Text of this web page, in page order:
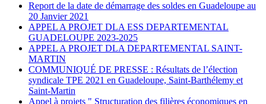
Report de la date de démarrage des soldes en Guadeloupe au
20 Janvier 2021
APPEL A PROJET DLA ESS DEPARTEMENTAL
GUADELOUPE 2023-2025
APPEL A PROJET DLA DEPARTEMENTAL SAINT-
MARTIN
COMMUNIQUÉ DE PRESSE : Résultats de l’élection
syndicale TPE 2021 en Guadeloupe, Saint-Barthélemy et
Saint-Martin
Appel à projets " Structuration des filières économiques en